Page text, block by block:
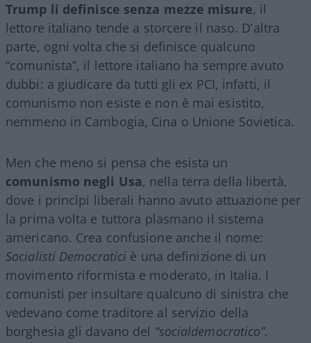
Trump li definisce senza mezze misure, il
lettore italiano tende a storcere il naso. D’altra
parte, ogni volta che si definisce qualcuno
“comunista”, il lettore italiano ha sempre avuto
dubbi: a giudicare da tutti gli ex PCI, infatti, il
comunismo non esiste e non è mai esistito,
nemmeno in Cambogia, Cina o Unione Sovietica.
Men che meno si pensa che esista un
comunismo negli Usa, nella terra della libertà,
dove i princìpi liberali hanno avuto attuazione per
la prima volta e tuttora plasmano il sistema
americano. Crea confusione anche il nome:
Socialisti Democratici è una definizione di un
movimento riformista e moderato, in Italia. I
comunisti per insultare qualcuno di sinistra che
vedevano come traditore al servizio della
borghesia gli davano del “socialdemocratico”.